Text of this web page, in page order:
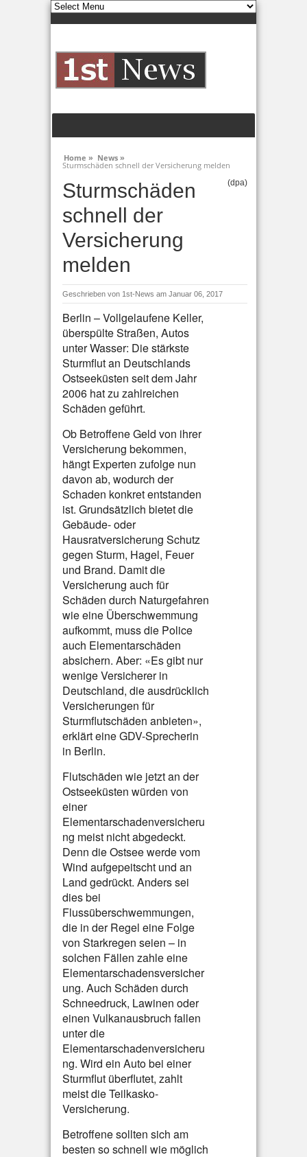
Home » News »
Sturmschäden schnell der Versicherung melden
Sturmschäden
schnell der
Versicherung
melden
(dpa)
Geschrieben von 1st-News am Januar 06, 2017
Berlin – Vollgelaufene Keller,
überspülte Straßen, Autos
unter Wasser: Die stärkste
Sturmflut an Deutschlands
Ostseeküsten seit dem Jahr
2006 hat zu zahlreichen
Schäden geführt.
Ob Betroffene Geld von ihrer
Versicherung bekommen,
hängt Experten zufolge nun
davon ab, wodurch der
Schaden konkret entstanden
ist. Grundsätzlich bietet die
Gebäude- oder
Hausratversicherung Schutz
gegen Sturm, Hagel, Feuer
und Brand. Damit die
Versicherung auch für
Schäden durch Naturgefahren
wie eine Überschwemmung
aufkommt, muss die Police
auch Elementarschäden
absichern. Aber: «Es gibt nur
wenige Versicherer in
Deutschland, die ausdrücklich
Versicherungen für
Sturmflutschäden anbieten»,
erklärt eine GDV-Sprecherin
in Berlin.
Flutschäden wie jetzt an der
Ostseeküsten würden von
einer
Elementarschadenversicheru
ng meist nicht abgedeckt.
Denn die Ostsee werde vom
Wind aufgepeitscht und an
Land gedrückt. Anders sei
dies bei
Flussüberschwemmungen,
die in der Regel eine Folge
von Starkregen seien – in
solchen Fällen zahle eine
Elementarschadensversicher
ung. Auch Schäden durch
Schneedruck, Lawinen oder
einen Vulkanausbruch fallen
unter die
Elementarschadenversicheru
ng. Wird ein Auto bei einer
Sturmflut überflutet, zahlt
meist die Teilkasko-
Versicherung.
Betroffene sollten sich am
besten so schnell wie möglich